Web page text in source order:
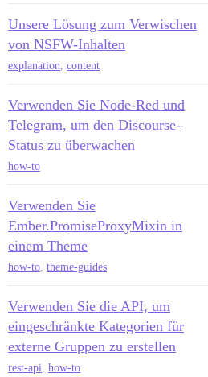
Unsere Lösung zum Verwischen
von NSFW-Inhalten
explanation, content
Verwenden Sie Node-Red und
Telegram, um den Discourse-
Status zu überwachen
how-to
Verwenden Sie
Ember.PromiseProxyMixin in
einem Theme
how-to, theme-guides
Verwenden Sie die API, um
eingeschränkte Kategorien für
externe Gruppen zu erstellen
rest-api, how-to